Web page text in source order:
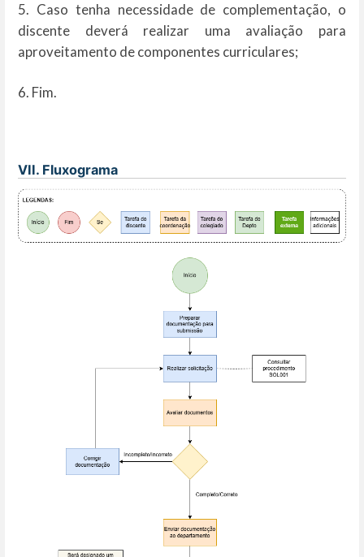
5. Caso tenha necessidade de complementação, o
discente deverá realizar uma avaliação para
aproveitamento de componentes curriculares;
6. Fim.
VII. Fluxograma